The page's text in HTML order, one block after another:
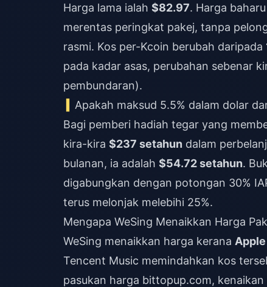
Harga lama ialah $82.97. Harga
merentas peringkat pakej, tanpa
rasmi. Kos per-Kcoin berubah daripada
pada kadar asas, perubahan sebenar
pembundaran).
Apakah maksud 5.5% dalam dolar
Bagi pemberi hadiah tegar yang
kira-kira $237 setahun dalam
bulanan, ia adalah $54.72 setahun.
digabungkan dengan potongan 30%
terus melonjak melebihi 25%.
Mengapa WeSing Menaikkan Harga
WeSing menaikkan harga kerana
Tencent Music memindahkan kos
pasukan harga bittopup.com,